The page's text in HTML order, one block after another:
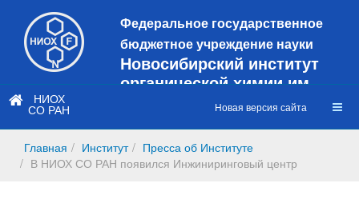
Федеральное государственное
бюджетное учреждение науки
Новосибирский институт
органической химии им.
Н.Н. Ворожцова
сайт
https://web3.nioch.nsc.ru/nioch/
НИОХ
СО РАН Новая версия сайта
Главная Институт
Пресса об Институте
В НИОХ СО РАН появился Инжиниринговый центр